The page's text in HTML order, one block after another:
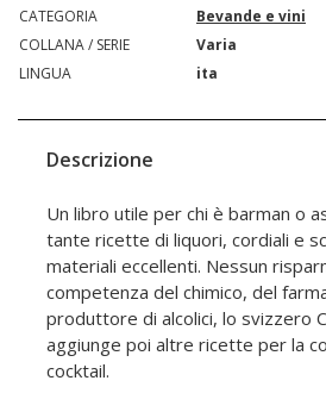
CATEGORIA
Bevande e vini
COLLANA / SERIE
Varia
LINGUA
ita
Descrizione
Un libro utile per chi è barman o
tante ricette di liquori, cordiali e
materiali eccellenti. Nessun
competenza del chimico, del
produttore di alcolici, lo svizzero
aggiunge poi altre ricette per la
cocktail.